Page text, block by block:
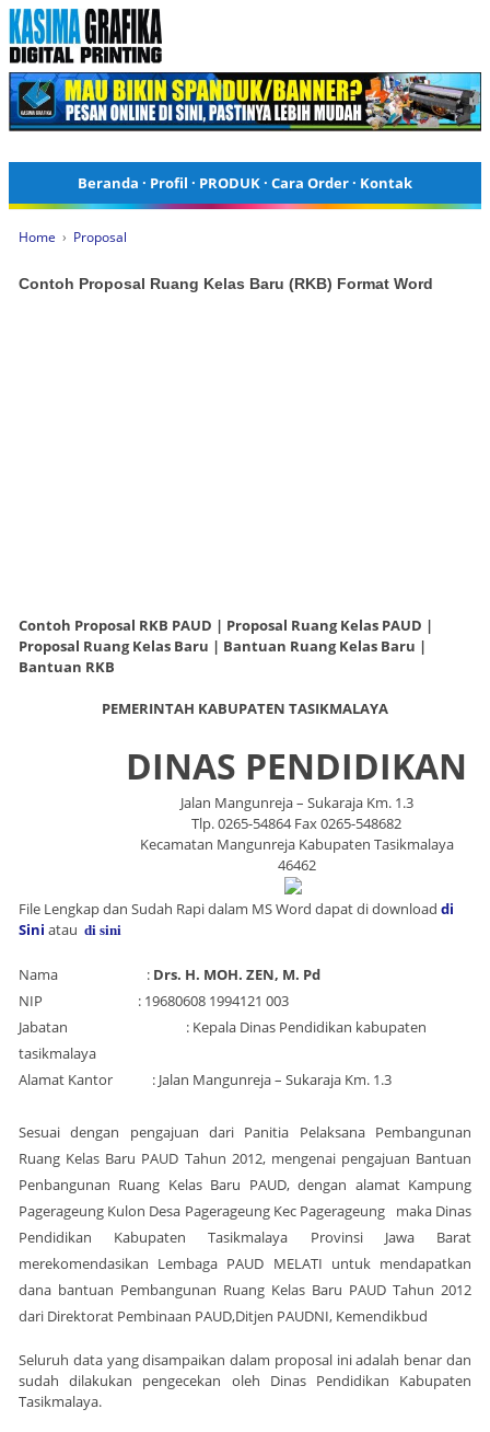
Beranda · Profil · PRODUK· Cara Order· Kontak
Home › Proposal
Contoh Proposal Ruang Kelas Baru (RKB) Format Word
Contoh Proposal RKB PAUD | Proposal Ruang Kelas PAUD |
Proposal Ruang Kelas Baru | Bantuan Ruang Kelas Baru |
Bantuan RKB
PEMERINTAH KABUPATEN TASIKMALAYA
DINAS PENDIDIKAN
Jalan Mangunreja – Sukaraja Km. 1.3
Tlp. 0265-54864 Fax 0265-548682
Kecamatan Mangunreja Kabupaten Tasikmalaya
46462
File Lengkap dan Sudah Rapi dalam MS Word dapat di download di
Sini atau di sini
Nama : Drs. H. MOH. ZEN, M. Pd
NIP : 19680608 1994121 003
Jabatan : Kepala Dinas Pendidikan kabupaten
tasikmalaya
Alamat Kantor : Jalan Mangunreja – Sukaraja Km. 1.3
Sesuai dengan pengajuan dari Panitia Pelaksana Pembangunan
Ruang Kelas Baru PAUD Tahun 2012, mengenai pengajuan Bantuan
Penbangunan Ruang Kelas Baru PAUD, dengan alamat Kampung
Pagerageung Kulon Desa Pagerageung Kec Pagerageung maka Dinas
Pendidikan Kabupaten Tasikmalaya Provinsi Jawa Barat
merekomendasikan Lembaga PAUD MELATI untuk mendapatkan
dana bantuan Pembangunan Ruang Kelas Baru PAUD Tahun 2012
dari Direktorat Pembinaan PAUD,Ditjen PAUDNI, Kemendikbud
Seluruh data yang disampaikan dalam proposal ini adalah benar dan
sudah dilakukan pengecekan oleh Dinas Pendidikan Kabupaten
Tasikmalaya.